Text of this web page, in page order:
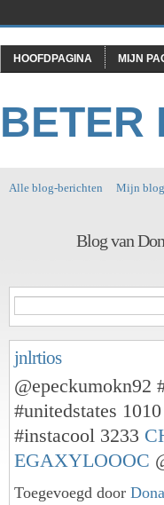
HOOFDPAGINA MIJN
BETER
Alle blog-berichten Mijn blog
Blog van
jnlrtios
@epeckumokn92
#unitedstates 1010
#instacool 3233
EGAXYLOOOC
Toegevoegd door